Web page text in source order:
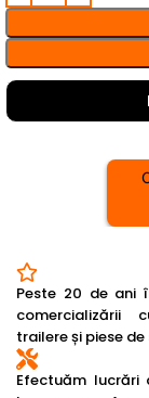
Peste 20 de ani
comercializării
trailere și piese
Efectuăm lucrări